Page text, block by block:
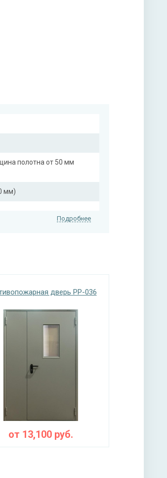
полотна от 50 мм
мм)
Подробнее
дверь PP-036
от 13,100 руб.